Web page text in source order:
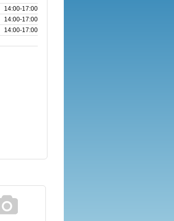
14:00‑17:00
14:00‑17:00
14:00‑17:00